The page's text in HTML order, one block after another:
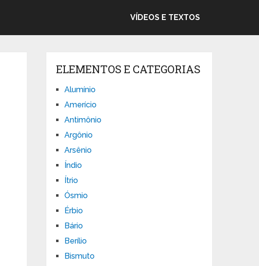
VÍDEOS E TEXTOS
ELEMENTOS E CATEGORIAS
Alumínio
Amerício
Antimônio
Argônio
Arsênio
Índio
Ítrio
Ósmio
Érbio
Bário
Berílio
Bismuto